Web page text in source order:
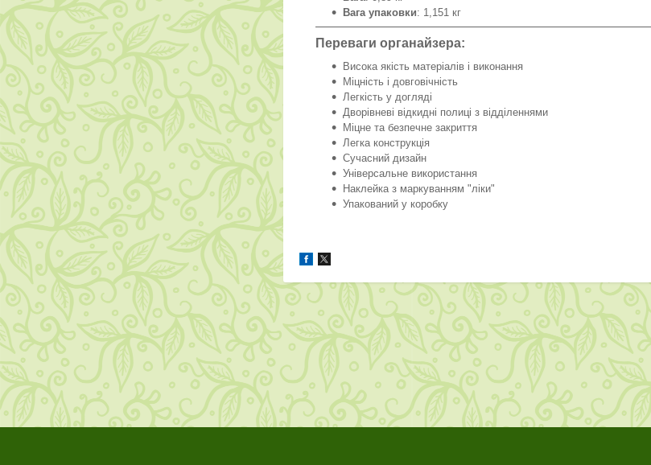
Вага упаковки: 1,151 кг
Переваги органайзера:
Висока якість матеріалів і виконання
Міцність і довговічність
Легкість у догляді
Дворівневі відкидні полиці з відділеннями
Міцне та безпечне закриття
Легка конструкція
Сучасний дизайн
Універсальне використання
Наклейка з маркуванням "ліки"
Упакований у коробку